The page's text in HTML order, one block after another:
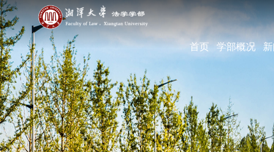
首页 学部概况
现任领导
机构设置